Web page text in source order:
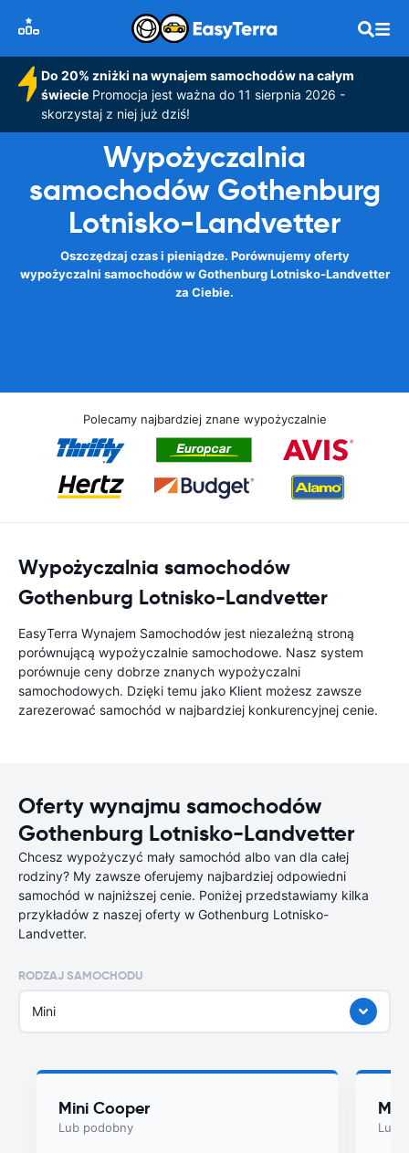
Do 20% zniżki na wynajem samochodów na całym
świeciePromocja jest ważna do 11 sierpnia 2026 -
skorzystaj z niej już dziś!
Wypożyczalnia
samochodów Gothenburg
Lotnisko-Landvetter
Oszczędzaj czas i pieniądze. Porównujemy oferty
wypożyczalni samochodów w Gothenburg Lotnisko-Landvetter
za Ciebie.
Polecamy najbardziej znane wypożyczalnie
Wypożyczalnia samochodów
Gothenburg Lotnisko-Landvetter
EasyTerra Wynajem Samochodów jest niezależną stroną
porównującą wypożyczalnie samochodowe. Nasz system
porównuje ceny dobrze znanych wypożyczalni
samochodowych. Dzięki temu jako Klient możesz zawsze
zarezerować samochód w najbardziej konkurencyjnej cenie.
Oferty wynajmu samochodów
Gothenburg Lotnisko-Landvetter
Chcesz wypożyczyć mały samochód albo van dla całej
rodziny? My zawsze oferujemy najbardziej odpowiedni
samochód w najniższej cenie. Poniżej przedstawiamy kilka
przykładów z naszej oferty w Gothenburg Lotnisko-
Landvetter.
RODZAJ SAMOCHODU
Mini
Mini Cooper
Lub podobny Lub